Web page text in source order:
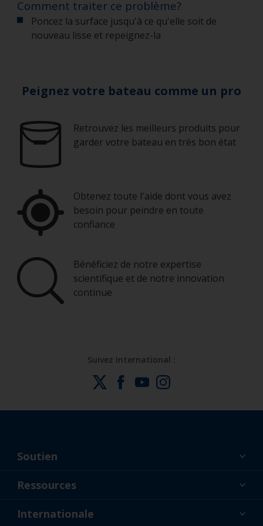
Comment traiter ce problème?
Poncez la surface jusqu'à ce qu'elle soit de
nouveau lisse et repeignez-la
Peignez votre bateau comme un pro
Retrouvez les meilleurs produits pour
garder votre bateau en très bon état
Obtenez toute l'aide dont vous avez
besoin pour peindre en toute
confiance
Bénéficiez de notre expertise
scientifique et de notre innovation
continue
Suivez International :
Soutien
À propos de nous
Ressources
Actualités
Internationale